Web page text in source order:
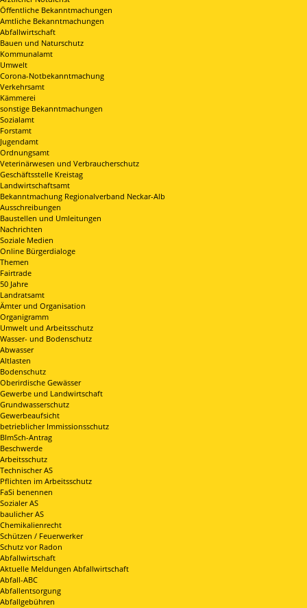
Öffentliche Bekanntmachungen
Amtliche Bekanntmachungen
Abfallwirtschaft
Bauen und Naturschutz
Kommunalamt
Umwelt
Corona-Notbekanntmachung
Verkehrsamt
Kämmerei
sonstige Bekanntmachungen
Sozialamt
Forstamt
Jugendamt
Ordnungsamt
Veterinärwesen und Verbraucherschutz
Geschäftsstelle Kreistag
Landwirtschaftsamt
Bekanntmachung Regionalverband Neckar-Alb
Ausschreibungen
Baustellen und Umleitungen
Nachrichten
Soziale Medien
Online Bürgerdialoge
Themen
Fairtrade
50 Jahre
Landratsamt
Ämter und Organisation
Organigramm
Umwelt und Arbeitsschutz
Wasser- und Bodenschutz
Abwasser
Altlasten
Bodenschutz
Oberirdische Gewässer
Gewerbe und Landwirtschaft
Grundwasserschutz
Gewerbeaufsicht
betrieblicher Immissionsschutz
BImSch-Antrag
Beschwerde
Arbeitsschutz
Technischer AS
Pflichten im Arbeitsschutz
FaSi benennen
Sozialer AS
baulicher AS
Chemikalienrecht
Schützen / Feuerwerker
Schutz vor Radon
Abfallwirtschaft
Aktuelle Meldungen Abfallwirtschaft
Abfall-ABC
Abfallentsorgung
Abfallgebühren